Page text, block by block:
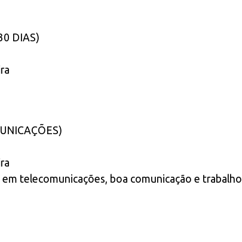
DIAS)
telecomunicações, boa comunicação e trabalho